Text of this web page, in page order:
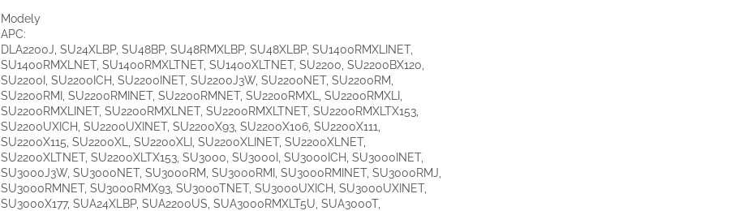
Modely
APC:
DLA2200J , SU24XLBP, SU48BP, SU48RMXLBP, SU48XLBP, SU1400RMXLINET,
SU1400RMXLNET, SU1400RMXLTNET, SU1400XLTNET, SU2200, SU2200BX120,
SU2200I, SU2200ICH, SU2200INET, SU2200J3W, SU2200NET, SU2200RM,
SU2200RMI, SU2200RMINET, SU2200RMNET, SU2200RMXL, SU2200RMXLI,
SU2200RMXLINET, SU2200RMXLNET, SU2200RMXLTNET, SU2200RMXLTX153,
SU2200UXICH, SU2200UXINET, SU2200X93, SU2200X106, SU2200X111,
SU2200X115, SU2200XL, SU2200XLI, SU2200XLINET, SU2200XLNET,
SU2200XLTNET, SU2200XLTX153, SU3000, SU3000I, SU3000ICH, SU3000INET,
SU3000J3W, SU3000NET, SU3000RM, SU3000RMI, SU3000RMINET, SU3000RMJ,
SU3000RMNET, SU3000RMX93, SU3000TNET, SU3000UXICH, SU3000UXINET,
SU3000X177, SUA24XLBP, SUA2200US , SUA3000RMXLT5U , SUA3000T,